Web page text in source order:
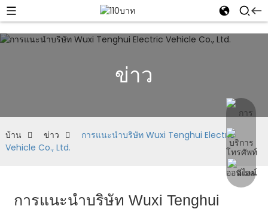
ข่าว
บ้าน ข่าว
การแนะนำบริษัท Wuxi Tenghui Electric
Vehicle Co., Ltd.
การแนะนำบริษัท Wuxi Tenghui